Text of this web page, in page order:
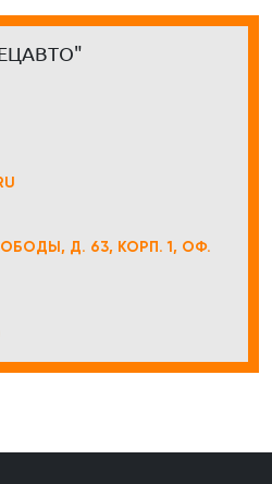
Д. 63, КОРП. 1, ОФ.